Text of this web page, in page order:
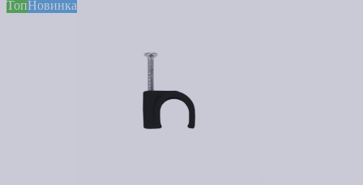
ТопНовинка